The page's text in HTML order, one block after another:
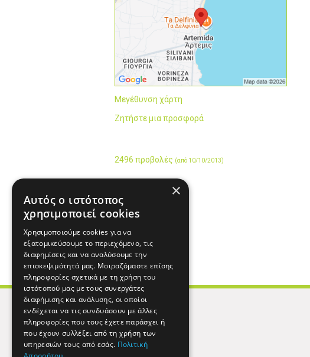
Μεγέθυνση χάρτη
Ζητήστε μια προσφορά
2496 προβολές (από 10/10/2013)
×
Αυτός ο ιστότοπος
χρησιμοποιεί cookies
Χρησιμοποιούμε cookies για να
εξατομικεύσουμε το περιεχόμενο, τις
διαφημίσεις και να αναλύσουμε την
επισκεψιμότητά μας. Μοιραζόμαστε επίσης
πληροφορίες σχετικά με τη χρήση του
ιστότοπού μας με τους συνεργάτες
διαφήμισης και ανάλυσης, οι οποίοι
ενδέχεται να τις συνδυάσουν με άλλες
πληροφορίες που τους έχετε παράσχει ή
που έχουν συλλέξει από τη χρήση των
υπηρεσιών τους από εσάς. Πολιτική